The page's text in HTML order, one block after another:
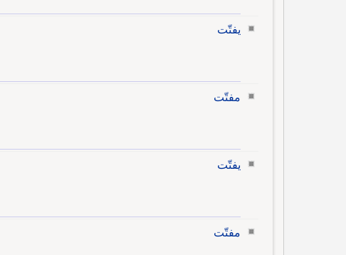
يفتّت
مفتّت
يفتّت
مفتّت